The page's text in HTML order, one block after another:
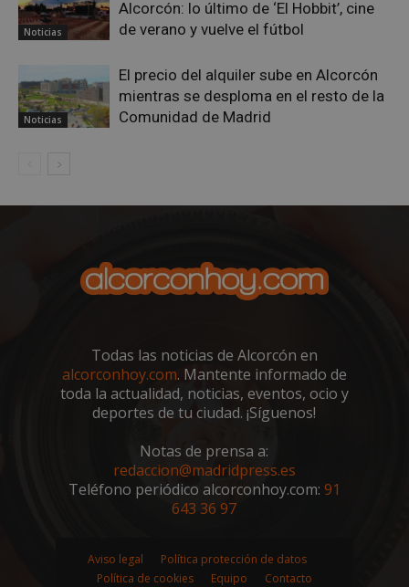
Noticias
Alcorcón: lo último de ‘El Hobbit’, cine
de verano y vuelve el fútbol
Noticias
El precio del alquiler sube en Alcorcón
mientras se desploma en el resto de la
Comunidad de Madrid
Todas las noticias de Alcorcón en
alcorconhoy.com. Mantente informado de
toda la actualidad, noticias, eventos, ocio y
deportes de tu ciudad. ¡Síguenos!
Notas de prensa a:
redaccion@madridpress.es
Teléfono periódico alcorconhoy.com: 91
643 36 97
Aviso legal
Política protección de datos
Política de cookies
Equipo Contacto
VISITOR_PRIVACY_METADATA
YouTube
.youtube.com
5 meses 4
.spotify.com
Cloudflare Inc.